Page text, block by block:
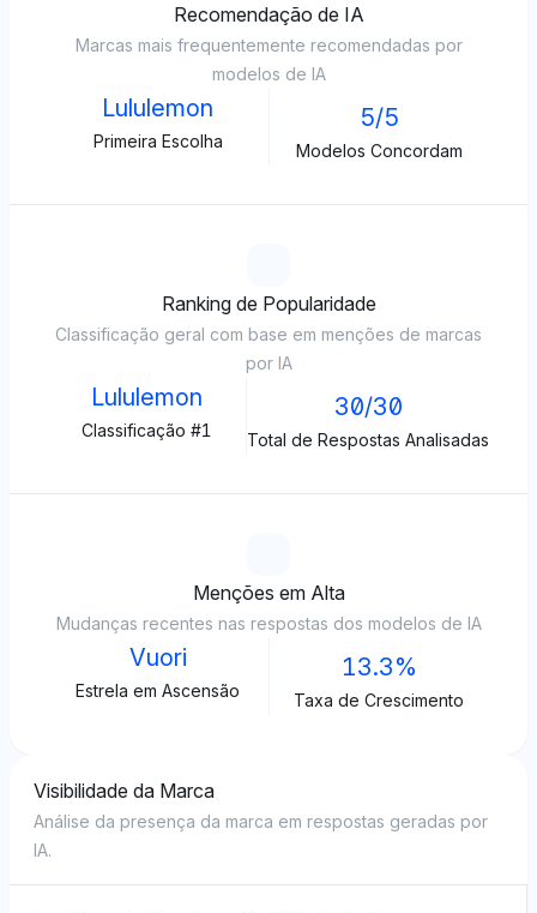
Recomendação de IA
Marcas mais frequentemente recomendadas por
modelos de IA
Lululemon
Primeira Escolha
5/5
Modelos Concordam
Ranking de Popularidade
Classificação geral com base em menções de marcas
por IA
Lululemon
Classificação #1
30/30
Total de Respostas Analisadas
Menções em Alta
Mudanças recentes nas respostas dos modelos de IA
Vuori
Estrela em Ascensão
13.3%
Taxa de Crescimento
Visibilidade da Marca
Análise da presença da marca em respostas geradas por
IA.